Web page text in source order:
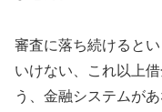
審査に落ち続けると
いけない、これ以上
う、金融システムが